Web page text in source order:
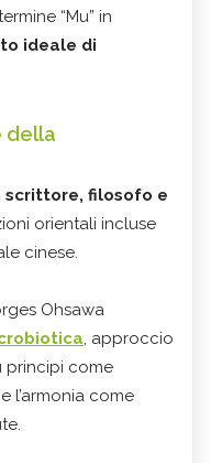
“Mu” in
ideale di
della
scrittore, filosofo e
orientali incluse
cinese.
Ohsawa
, approccio
principi come
e l’armonia come